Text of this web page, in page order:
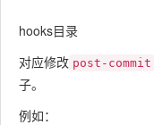
hooks目录
对应修改 post-commit
子。
例如：